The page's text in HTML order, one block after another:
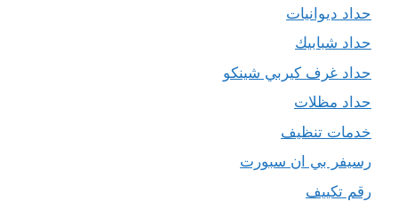
حداد ديوانيات
حداد شبابيك
حداد غرف كيربي شينكو
حداد مظلات
خدمات تنظيف
رسيفر بي ان سبورت
رقم تكييف